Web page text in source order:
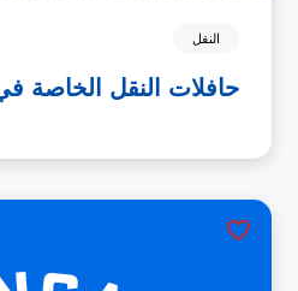
النقل
حافلات النقل الخاصة